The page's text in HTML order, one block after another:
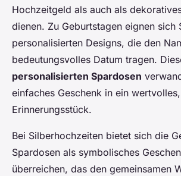
Hochzeitgeld als auch als
dienen. Zu Geburtstagen eignen sich
personalisierten Designs, die den
bedeutungsvolles Datum tragen.
personalisierten Spardosen
einfaches Geschenk in ein
Erinnerungsstück.
Bei Silberhochzeiten bietet sich die
Spardosen als symbolisches
überreichen, das den gemeinsamen